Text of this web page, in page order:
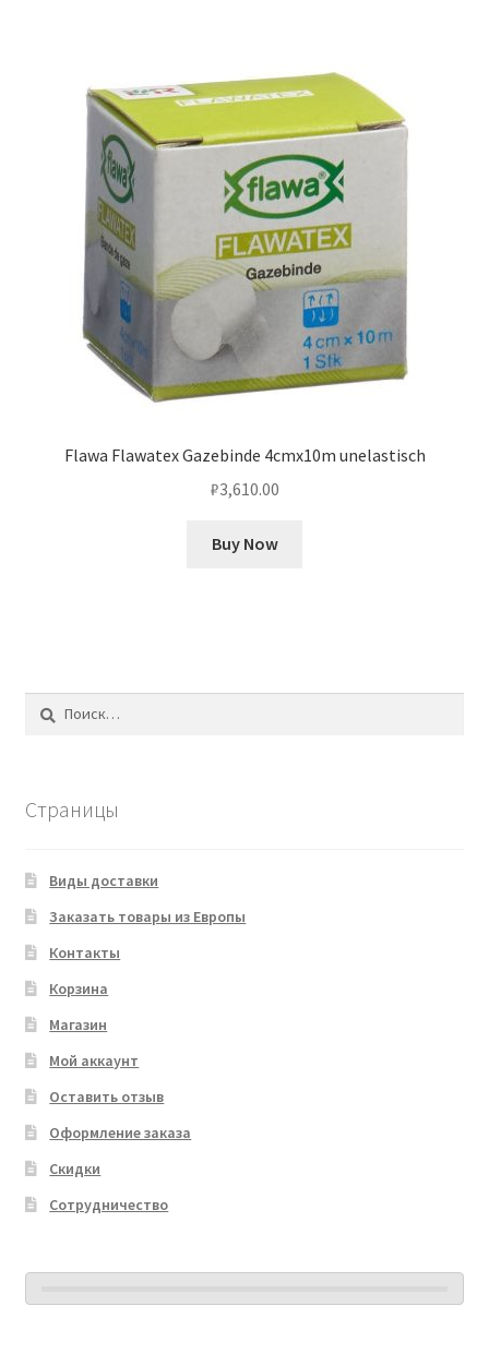
Flawa Flawatex Gazebinde 4cmx10m unelastisch
₽3,610.00
Buy Now
Найти:
Страницы
Виды доставки
Заказать товары из Европы
Контакты
Корзина
Магазин
Мой аккаунт
Оставить отзыв
Оформление заказа
Скидки
Сотрудничество